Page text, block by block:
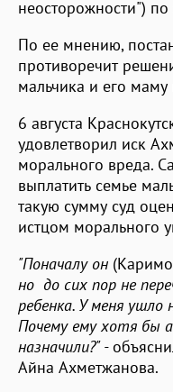
неосторожности")
По ее мнению,
противоречит
мальчика и его
6 августа
удовлетворил иск
морального вреда.
выплатить семье
такую сумму суд
истцом морального
"Поначалу он
но до сих пор не
ребенка. У меня ушло
Почему ему хотя бы
назначили?" -
Айна Ахметжанова.